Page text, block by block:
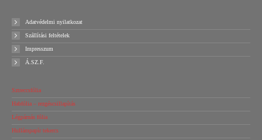
Adatvédelmi nyilatkozat
Szállítási feltételek
Impresszum
Á.SZ.F.
Sztreccsfólia
Habfólia – rezgéscsillapítás
Légpárnás fólia
Hullámpapír tekercs